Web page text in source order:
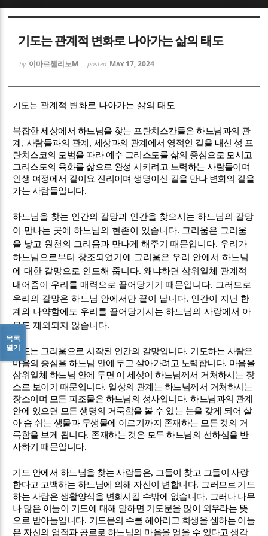
기도는 관계적 변화로 나아가는 삶의 태도
by 이마르첼리노M posted May 17, 2024
기도는 관계적 변화로 나아가는 삶의 태도
복잡한 세상에서 하느님을 찾는 프란치스칸들은 하느님과의 관
계 , 사람들과의 관계 , 세상과의 관계에서 영적인 길을 내신 성 프
란치스코의 모범을 따라 예수 그리스도를 삶의 중심으로 모시고
그리스도의 육화를 삶으로 완성 시키려고 노력하는 사람들이며
인생 여정에서 길이요 진리이며 생명이신 길을 만나 변화의 길을
가는 사람들입니다.
하느님을 찾는 인간의 갈망과 인간을 찾으시는 하느님의 갈망
이 만나는 곳에 하느님의 현존이 있습니다. 그리움은 그리움
을 낳고 원천의 그리움과 만나게 해주기 때문입니다. 우리가
하느님으로부터 창조되었기에 그리움은 우리 안에서 하느님
에 대한 갈망으로 인도해 줍니다.왜냐하면 삼위일체 관계적
내어줌이 우리를 매력으로 끌어당기기 때문입니다. 그러므로
우리의 갈망은 하느님 안에서만 끝이 납니다. 인간이 지닌 한
계와 나약함에도 우리를 끌어당기시는 하느님의 사랑에서 아
무도 제외되지 않습니다.
기도는 그리움으로 시작된 인간의 갈망입니다. 기도하는 사람은
마음의 중심을 하느님 안에 두고 살아가려고 노력합니다. 마음을
삼위일체 하느님 안에 두면 이 세상이 하느님께서 거처하시는 장
소로 보이기 때문입니다. 일상의 관계는 하느님께서 거처하시는
장소이며 모든 피조물은 하느님의 성사입니다.하느님과의 관계
안에 있으면 모든 생명의 거룩함을 볼 수 있는 눈을 갖게 되어 살
아 숨 쉬는 생물과 무생물에 이르기까지 존재하는 모든 것의 거
룩함을 보게 됩니다. 존재하는 것은 모두 하느님의 선하심을 반
사하기 때문입니다.
기도 안에서 하느님을 찾는 사람들은, 그들이 찾고 그들이 사랑
한다고 고백하는 하느님에 의해 자신이 변합니다. 그러므로 기도
하는 사람은 생활양식을 변화시킬 수밖에 없습니다. 그러나 나무
나 많은 이들이 기도에 대해 말하면 기도문을 많이 외우라는 뜻
으로 받아들입니다. 기도문의 수를 헤아리고 희생을 셈하는 이들
은 자신의 업적과 공로로 하느님의 마음을 얻을 수 있다고 생각
목록
열기
Sketchbook5, 스케치북5
Sketchbook5, 스케치북5
Sketchbook5, 스케치북5
Sketchbook5, 스케치북5